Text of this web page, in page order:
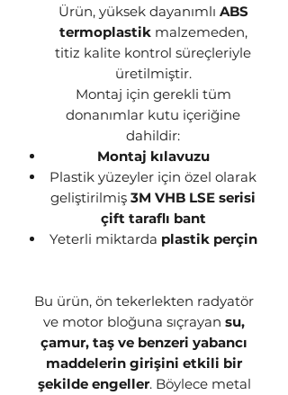
Ürün, yüksek dayanımlı ABS
termoplastikmalzemeden,
titiz kalite kontrol süreçleriyle
üretilmiştir.
Montaj için gerekli tüm
donanımlar kutu içeriğine
dahildir:
Montaj kılavuzu
Plastik yüzeyler için özel olarak
geliştirilmiş 3M VHB LSE serisi
çift taraflı bant
Yeterli miktarda plastik perçin
Bu ürün, ön tekerlekten radyatör
ve motor bloğuna sıçrayan su,
çamur, taş ve benzeri yabancı
maddelerin girişini etkili bir
şekilde engeller. Böylece metal